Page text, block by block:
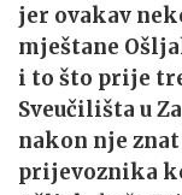
jer ovakav
mještane
i to što prije
Sveučilišta u
nakon nje
prijevoznika